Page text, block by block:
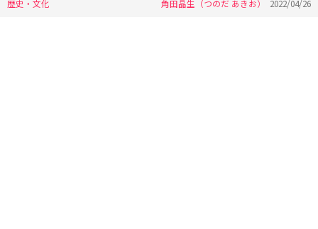
歴史・文化 角田晶生（つのだ あきお） 2022/04/26